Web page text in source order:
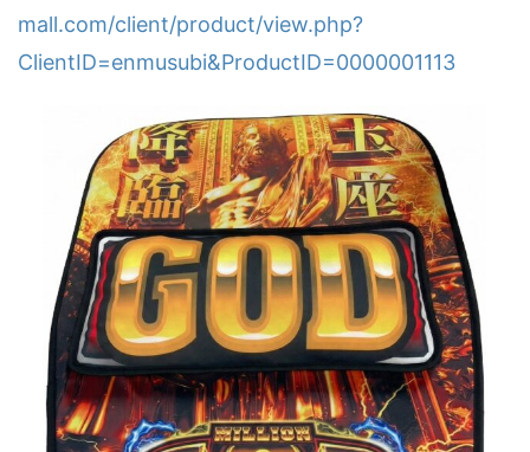
mall.com/client/product/view.php?
ClientID=enmusubi&ProductID=0000001113